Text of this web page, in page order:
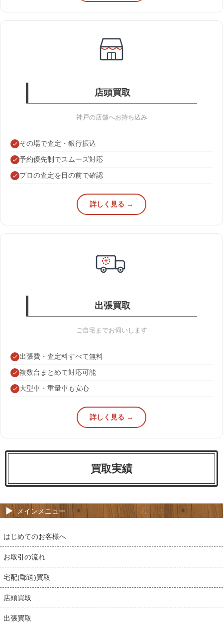
店頭買取
神戸の店舗へお持ち込み
その場で査定・銀行振込
予約優先制でスムーズ対応
プロの査定を目の前で確認
詳しく見る →
出張買取
ご自宅までお伺いします
出張費・査定料すべて無料
複数台まとめて対応可能
大型車・重量車も安心
詳しく見る →
買取実績
メインメニュー
はじめてのお客様へ
お取引の流れ
宅配(郵送)買取
店頭買取
出張買取